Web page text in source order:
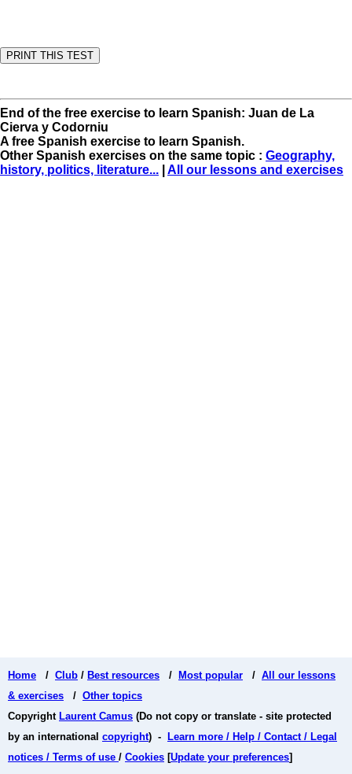
End of the free exercise to learn Spanish: Juan de La
Cierva y Codorniu
A free Spanish exercise to learn Spanish.
Other Spanish exercises on the same topic : Geography,
history, politics, literature...
All our lessons and exercises
Home / Club / Best resources / Most popular / All our lessons
& exercises / Other topics
Copyright Laurent Camus (Do not copy or translate - site protected
by an international copyright) -
Learn more / Help / Contact / Legal
notices / Terms of use / Cookies [Update your preferences]